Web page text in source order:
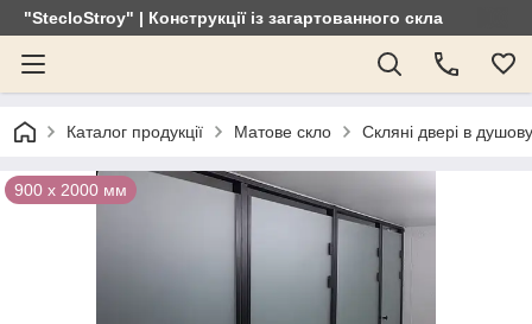
"StecloStroy" | Конструкції із загартованного скла
Каталог продукції Матове скло Скляні двері в
900 х 2000 мм